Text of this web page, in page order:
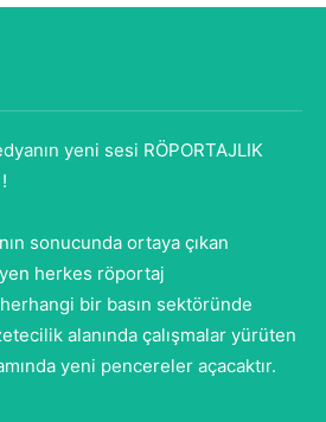
yeni sesi RÖPORTAJLIK
sonucunda ortaya çıkan
herkes röportaj
bir basın sektöründe
alanında çalışmalar yürüten
yeni pencereler açacaktır.